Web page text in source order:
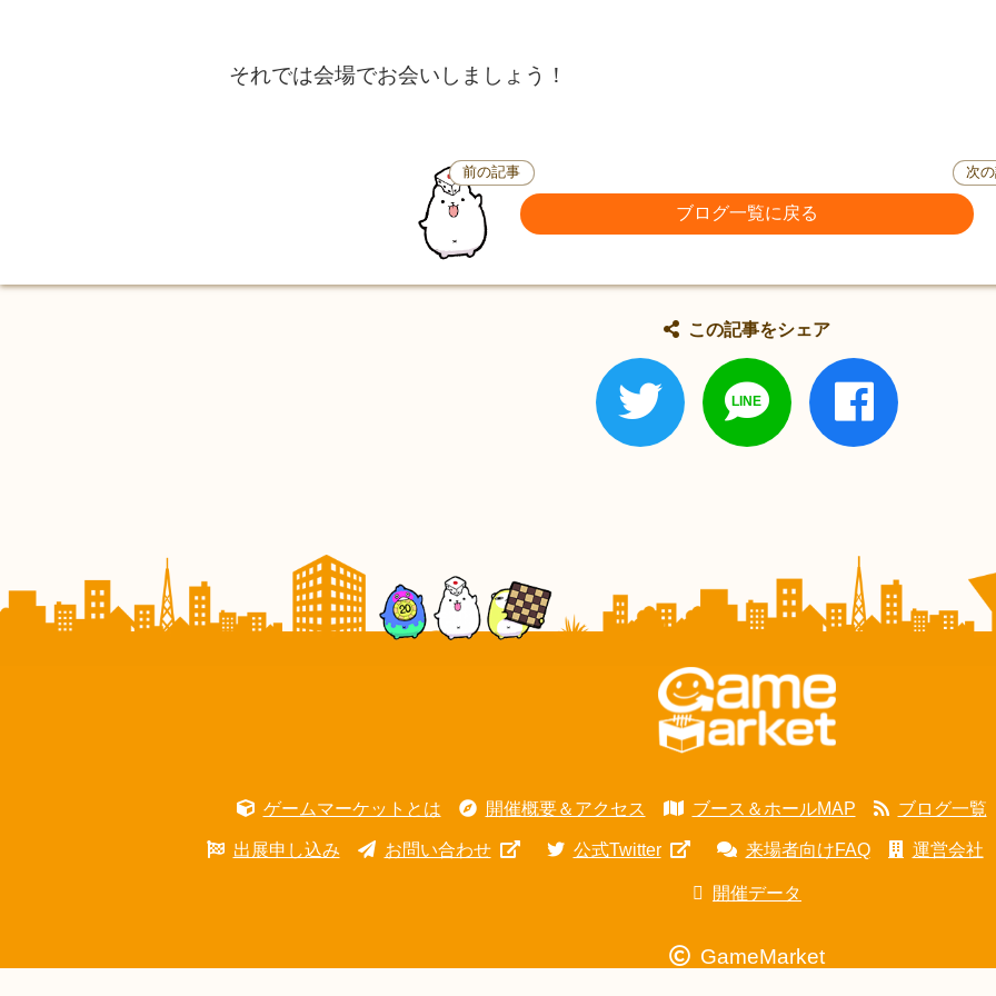
それでは会場でお会いしましょう！
前の記事
ブログ一覧に戻る
次
この記事をシェア
ゲームマーケットとは 開催概要＆アクセス ブース＆ホールMAP ブログ一覧
出展申し込み お問い合わせ 公式Twitter 来場者向けFAQ 運営会社
開催データ
GameMarket